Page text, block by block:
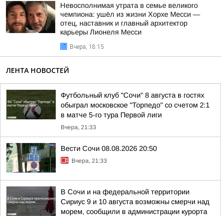
Невосполнимая утрата в семье великого
чемпиона: ушёл из жизни Хорхе Месси —
отец, наставник и главный архитектор
карьеры Лионеля Месси
Вчера, 18:15
ЛЕНТА НОВОСТЕЙ
Футбольный клуб "Сочи" 8 августа в гостях
обыграл московское "Торпедо" со счетом 2:1
в матче 5-го тура Первой лиги
Вчера, 21:33
Вести Сочи 08.08.2026 20:50
Вчера, 21:33
В Сочи и на федеральной территории
Сириус 9 и 10 августа возможны смерчи над
морем, сообщили в администрации курорта